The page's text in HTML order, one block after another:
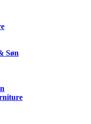
Søn